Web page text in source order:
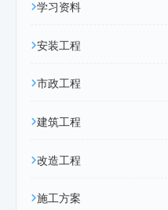
学习资料
安装工程
市政工程
建筑工程
改造工程
施工方案